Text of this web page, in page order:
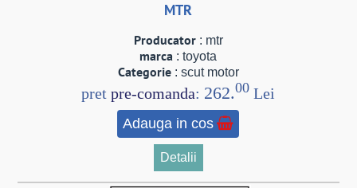
MTR
Producator: mtr
marca : toyota
Categorie: scut motor
pretpre-comanda: 262.00 Lei
Adauga in cos
Detalii